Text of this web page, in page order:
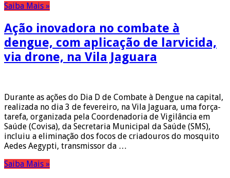
Saiba Mais »
Ação inovadora no combate à
dengue, com aplicação de larvicida,
via drone, na Vila Jaguara
Durante as ações do Dia D de Combate à Dengue na capital,
realizada no dia 3 de fevereiro, na Vila Jaguara, uma força-
tarefa, organizada pela Coordenadoria de Vigilância em
Saúde (Covisa), da Secretaria Municipal da Saúde (SMS),
incluiu a eliminação dos focos de criadouros do mosquito
Aedes Aegypti, transmissor da …
Saiba Mais »